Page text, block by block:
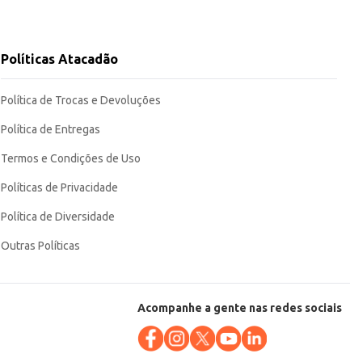
Políticas Atacadão
Política de Trocas e Devoluções
Política de Entregas
Termos e Condições de Uso
Políticas de Privacidade
Política de Diversidade
Outras Políticas
Acompanhe a gente nas redes sociais